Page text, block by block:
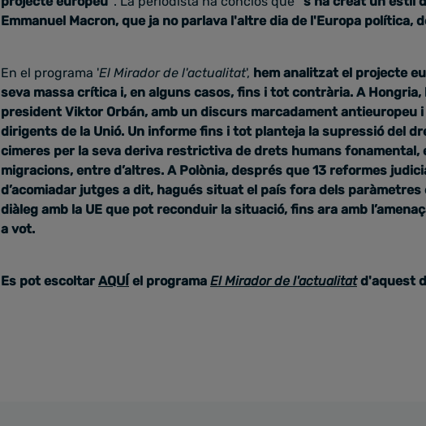
Emmanuel Macron, que ja no parlava l'altre dia de l'Europa política,
En el programa 'El Mirador de l'actualitat', hem analitzat el projecte
seva massa crítica i, en alguns casos, fins i tot contrària. A
president Viktor Orbán, amb un discurs marcadament antieuropeu
dirigents de la Unió. Un informe fins i tot planteja la supressió del
cimeres per la seva deriva restrictiva de drets humans fonamental,
migracions, entre d’altres. A Polònia, després que 13 reformes
d’acomiadar jutges a dit, hagués situat el país fora dels
diàleg amb la UE que pot reconduir la situació, fins ara amb
a vot.
Es pot escoltar AQUÍ el programa El Mirador de l'actualitatd'aquest